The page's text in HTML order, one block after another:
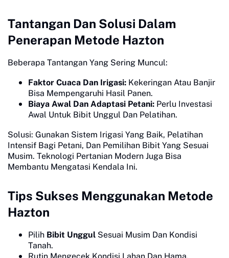
Tantangan Dan Solusi Dalam
Penerapan Metode Hazton
Beberapa Tantangan Yang Sering Muncul:
Faktor Cuaca Dan Irigasi: Kekeringan Atau Banjir
Bisa Mempengaruhi Hasil Panen.
Biaya Awal Dan Adaptasi Petani: Perlu Investasi
Awal Untuk Bibit Unggul Dan Pelatihan.
Solusi: Gunakan Sistem Irigasi Yang Baik, Pelatihan
Intensif Bagi Petani, Dan Pemilihan Bibit Yang Sesuai
Musim. Teknologi Pertanian Modern Juga Bisa
Membantu Mengatasi Kendala Ini.
Tips Sukses Menggunakan Metode
Hazton
Pilih Bibit Unggul Sesuai Musim Dan Kondisi
Tanah.
Rutin Mengecek Kondisi Lahan Dan Hama.